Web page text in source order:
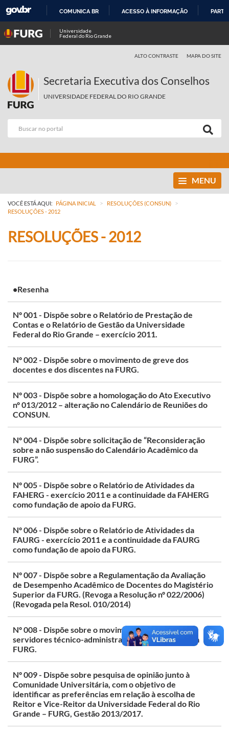
COMUNICA BR ACESSO À INFORMAÇÃO
Universidade
Federal do Rio Grande
ALTO CONTRASTE MAPA DO SITE
Secretaria Executiva dos Conselhos
UNIVERSIDADE FEDERAL DO RIO GRANDE
MENU
VOCÊ ESTÁ AQUI: PÁGINA INICIAL > RESOLUÇÕES (CONSUN) >
RESOLUÇÕES - 2012
RESOLUÇÕES - 2012
•Resenha
Nº 001 - Dispõe sobre o Relatório de Prestação de
Contas e o Relatório de Gestão da Universidade
Federal do Rio Grande – exercício 2011.
Nº 002 - Dispõe sobre o movimento de greve dos
docentes e dos discentes na FURG.
Nº 003 - Dispõe sobre a homologação do Ato Executivo
nº 013/2012 – alteração no Calendário de Reuniões do
CONSUN.
Nº 004 - Dispõe sobre solicitação de “Reconsideração
sobre a não suspensão do Calendário Acadêmico da
FURG”.
Nº 005 - Dispõe sobre o Relatório de Atividades da
FAHERG - exercício 2011 e a continuidade da FAHERG
como fundação de apoio da FURG.
Nº 006 - Dispõe sobre o Relatório de Atividades da
FAURG - exercício 2011 e a continuidade da FAURG
como fundação de apoio da FURG.
Nº 007 - Dispõe sobre a Regulamentação da Avaliação
de Desempenho Acadêmico de Docentes do Magistério
Superior da FURG. (Revoga a Resolução nº 022/2006)
(Revogada pela Resol. 010/2014)
Nº 008 - Dispõe sobre o movimento de greve dos
servidores técnico-administrativos em educação da
FURG.
Nº 009 - Dispõe sobre pesquisa de opinião junto à
Comunidade Universitária, com o objetivo de
identificar as preferências em relação à escolha de
Reitor e Vice-Reitor da Universidade Federal do Rio
Grande – FURG, Gestão 2013/2017.